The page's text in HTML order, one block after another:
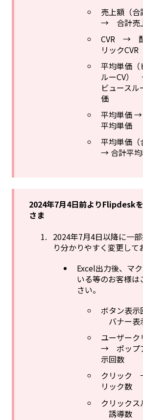
売上額（
→ 合計売
CVR →
リックCVR
平均単価（
ルーCV
ビュースル
価
平均単価 →
平均単価
平均単価（
→ 合計平
2024年7月4日前よりFlipdesk
さま
2024年7月4日以降に一
り分かりやすく変更して
Excel出力後、マ
いる等のお客様は
さい。
ボタン表
バナー表
ユーザー
→ ポップ
示回数
クリッ
リック数
クリック
誘導数